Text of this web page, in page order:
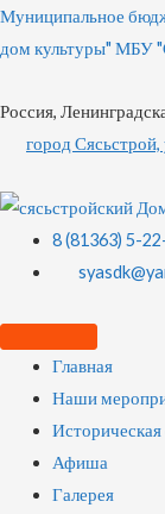
Муниципальное
дом культуры" МБУ
Россия,
город
8 (81363) 5-
Главная
Наши
Историческая
Афиша
Галерея